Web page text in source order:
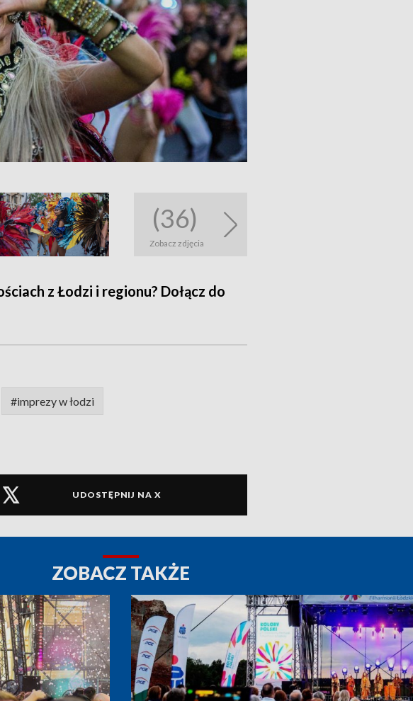
(36)
Zobacz zdjęcia
z Łodzi i regionu? Dołącz do
#imprezy w łodzi
UDOSTĘPNIJ NA X
ZOBACZ TAKŻE